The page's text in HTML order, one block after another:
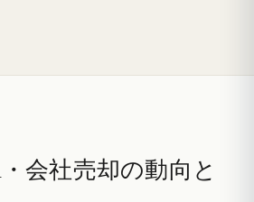
会社売却の動向と